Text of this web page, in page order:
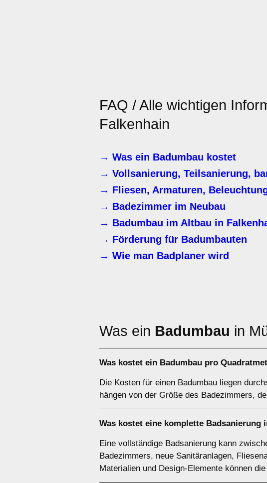
FAQ / Alle wichtigen
Falkenhain
→ Was ein Badumbau kostet
→ Vollsanierung, Teilsanierung,
→ Fliesen, Armaturen,
→ Badezimmer im Neubau
→ Badumbau im Altbau in
→ Förderung für Badumbauten
→ Wie man Badplaner wird
Was ein Badumbau in
Was kostet ein Badumbau pro
Die Kosten für einen Badumbau liegen
hängen von der Größe des Badezimmers,
Was kostet eine komplette Badsanierung
Eine vollständige Badsanierung kann
Badezimmers, neue Sanitäranlagen,
Materialien und Design-Elemente können